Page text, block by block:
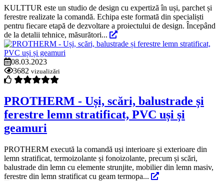
KULTTUR este un studio de design cu expertiză în uși, parchet și
ferestre realizate la comandă. Echipa este formată din specialiști
pentru fiecare etapă de dezvoltare a proiectului de design. Începând
de la detalii tehnice, măsurători...
08.03.2023
3682 vizualizări
PROTHERM - Uși, scări, balustrade și
ferestre lemn stratificat, PVC uși și
geamuri
PROTHERM execută la comandă uși interioare și exterioare din
lemn stratificat, termoizolante și fonoizolante, precum și scări,
balustrade din lemn cu elemente strunjite, mobilier din lemn masiv,
ferestre din lemn stratificat cu geam termopa...